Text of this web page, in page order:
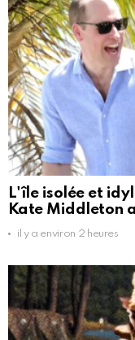
L'île isolée et
Kate Middleton
il y a environ 2 heures